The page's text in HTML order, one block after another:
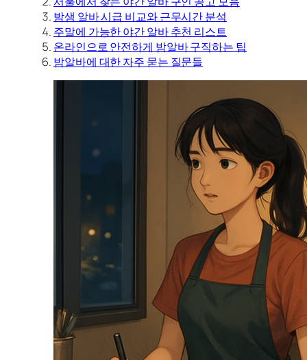
밤샘 알바 시급 비교와 근무시간 분석
주말에 가능한 야간 알바 추천 리스트
온라인으로 안전하게 밤알바 구직하는 팁
밤알바에 대한 자주 묻는 질문들